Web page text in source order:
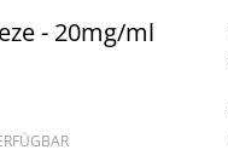
- 20mg/ml